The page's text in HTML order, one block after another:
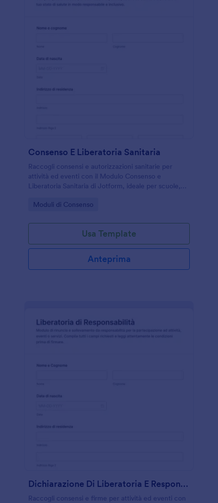
Consenso E Liberatoria Sanitaria
Raccogli consensi e autorizzazioni sanitarie per
attività ed eventi con il Modulo Consenso e
Liberatoria Sanitaria di Jotform, ideale per scuole,
raccolta dati online.
Go to Category:
Moduli di Consenso
Usa Template
Anteprima
Dichiarazione Di Liberatoria E Responsabilità
Raccogli consensi e firme per attività ed eventi con